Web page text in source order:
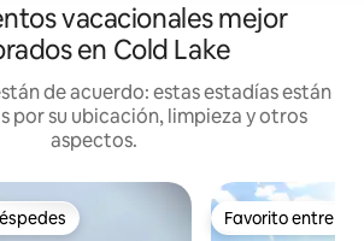
vacacionales mejor
en Cold Lake
de acuerdo: estas estadías están
por su ubicación, limpieza y otros
aspectos.
Favorito entre
Favorito entre